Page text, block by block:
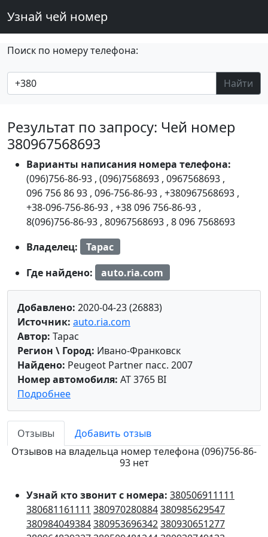
Узнай чей номер
Поиск по номеру телефона:
Найти
Результат по запросу: Чей номер
380967568693
Варианты написания номера телефона:
(096)756-86-93 , (096)7568693 , 0967568693 ,
096 756 86 93 , 096-756-86-93 , +380967568693 ,
+38-096-756-86-93 , +38 096 756-86-93 ,
8(096)756-86-93 , 80967568693 , 8 096 7568693
Владелец:
Тарас
Где найдено:
auto.ria.com
Добавлено: 2020-04-23 (26883)
Источник: auto.ria.com
Автор: Тарас
Регион \ Город: Ивано-Франковск
Найдено: Peugeot Partner пасс. 2007
Номер автомобиля: AT 3765 BI
Подробнее
Отзывы
Добавить отзыв
Отзывов на владельца номер телефона (096)756-86-
93 нет
Узнай кто звонит с номера: 380506911111
380681161111 380970280884380985629547
380984049384380953696342380930651277